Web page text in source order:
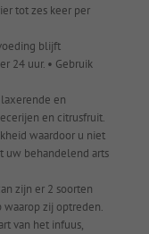
tot zes keer per
blijft
24 uur. • Gebruik
en
en citrusfruit.
waardoor u niet
uw behandelend arts
zijn er 2 soorten
waarop zij optreden.
van het infuus,